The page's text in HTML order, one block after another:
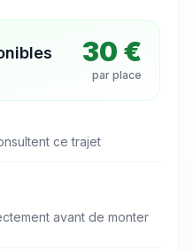
30 €
par place
nt ce trajet
avant de monter